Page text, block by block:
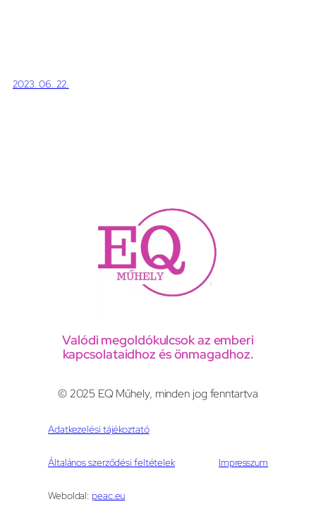
2023. 06. 22.
Valódi megoldókulcsok az emberi
kapcsolataidhoz és önmagadhoz.
© 2025 EQ Műhely, minden jog fenntartva
Adatkezelési tájékoztató
Általános szerződési feltételek Impresszum
Weboldal: peac.eu